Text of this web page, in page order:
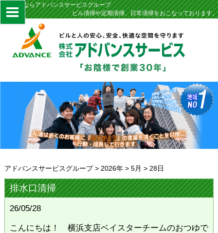
定期清掃ならアドバンスサービスグループ
ビル清掃や定期清掃、日常清掃をおこなっております。
アドバンスサービスグループ> 2026年> 5月 > 28日
排水口清掃
26/05/28
こんにちは！ 横浜支店ベイスターチームのおつゆで